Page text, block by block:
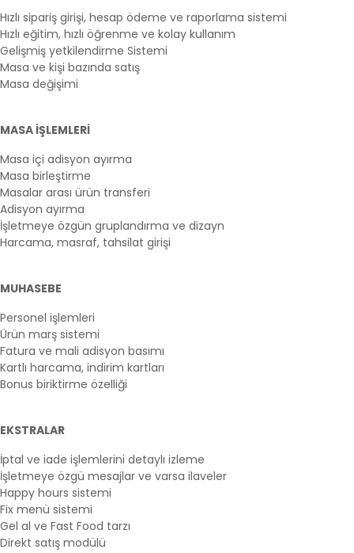
Hızlı sipariş girişi, hesap ödeme ve raporlama sistemi
Hızlı eğitim, hızlı öğrenme ve kolay kullanım
Gelişmiş yetkilendirme Sistemi
Masa ve kişi bazında satış
Masa değişimi
MASA İŞLEMLERİ
Masa içi adisyon ayırma
Masa birleştirme
Masalar arası ürün transferi
Adisyon ayırma
İşletmeye özgün gruplandırma ve dizayn
Harcama, masraf, tahsilat girişi
MUHASEBE
Personel işlemleri
Ürün marş sistemi
Fatura ve mali adisyon basımı
Kartlı harcama, indirim kartları
Bonus biriktirme özelliği
EKSTRALAR
İptal ve iade işlemlerini detaylı izleme
İşletmeye özgü mesajlar ve varsa ilaveler
Happy hours sistemi
Fix menü sistemi
Gel al ve Fast Food tarzı
Direkt satış modülü